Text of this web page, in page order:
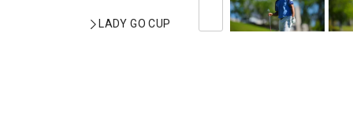
LADY GO CUP